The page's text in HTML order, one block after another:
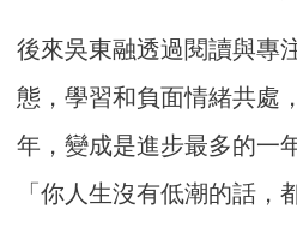
後來吳東融透過閱讀與專
態，學習和負面情緒共處
年，變成是進步最多的一
「你人生沒有低潮的話，